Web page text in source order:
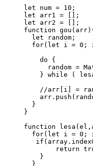
let num = 10;
let arr1 = [];
let arr2 = [];
function
  let random;
for(let i = 0;
    do {
random =
} while (
//arr[i] =
  }
}
function
for(let i = 0;
return
    }
  }